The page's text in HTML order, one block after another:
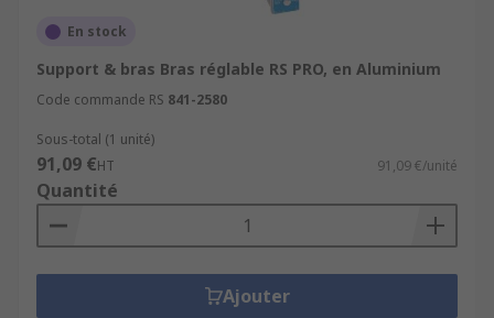
En stock
Support & bras Bras réglable RS PRO, en Aluminium
Code commande RS 841-2580
Sous-total (1 unité)
91,09 €HT 91,09 €/unité
Quantité
Ajouter